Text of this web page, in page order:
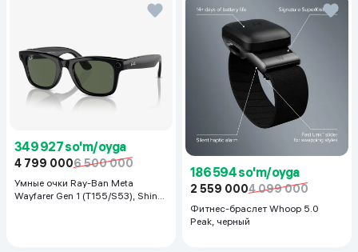
349 927 so'm/oyga
4 799 0006 500 000
Умные очки Ray-Ban Meta
Wayfarer Gen 1 (T155/S53), Shiny
186 594 so'm/oyga
2 559 0004 099 000
Фитнес-браслет Whoop 5.0
Peak, черный